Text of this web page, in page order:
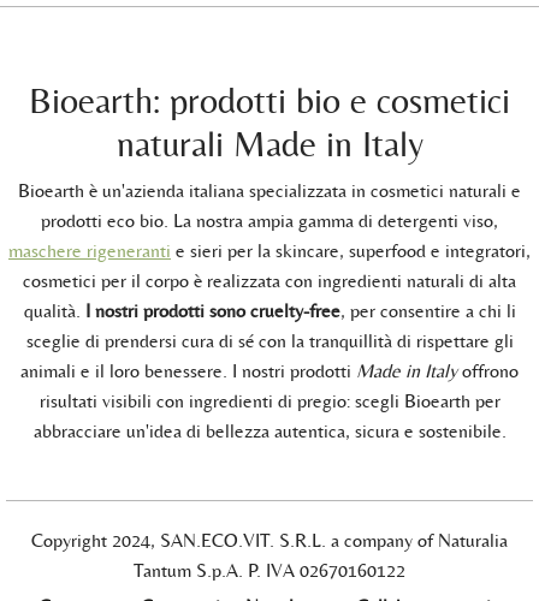
Bioearth: prodotti bio e cosmetici
naturali Made in Italy
Bioearth è un'azienda italiana specializzata in cosmetici naturali e
prodotti eco bio. La nostra ampia gamma di detergenti viso,
maschere rigeneranti e sieri per la skincare, superfood e integratori,
cosmetici per il corpo è realizzata con ingredienti naturali di alta
qualità. I nostri prodotti sono cruelty-free, per consentire a chi li
sceglie di prendersi cura di sé con la tranquillità di rispettare gli
animali e il loro benessere. I nostri prodotti Made in Italyoffrono
risultati visibili con ingredienti di pregio: scegli Bioearth per
abbracciare un'idea di bellezza autentica, sicura e sostenibile.
Copyright 2024, SAN.ECO.VIT. S.R.L. a company of Naturalia
Tantum S.p.A. P. IVA 02670160122